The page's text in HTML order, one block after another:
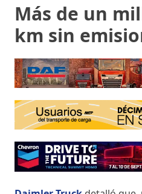
Más de un
km sin